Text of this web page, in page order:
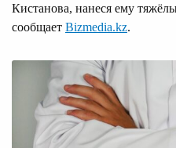
Кистанова, нанеся ему
сообщает Bizmedia.kz.